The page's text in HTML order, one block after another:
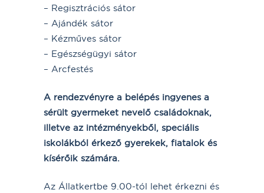
– Regisztrációs sátor
– Ajándék sátor
– Kézműves sátor
– Egészségügyi sátor
– Arcfestés
A rendezvényre a belépés ingyenes a
sérült gyermeket nevelő családoknak,
illetve az intézményekből, speciális
iskolákból érkező gyerekek, fiatalok és
kísérőik számára.
Az Állatkertbe 9.00-tól lehet érkezni és